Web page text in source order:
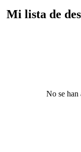
Mi lista de
No se han